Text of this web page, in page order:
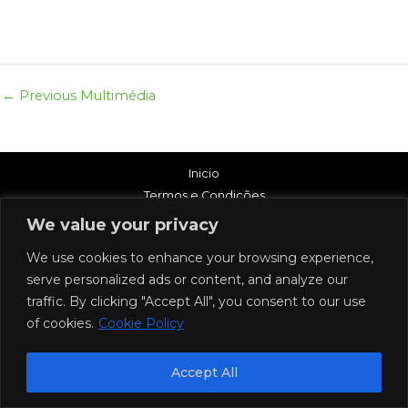
We value your privacy
We use cookies to enhance your browsing experience,
serve personalized ads or content, and analyze our
traffic. By clicking "Accept All", you consent to our use
of cookies. Cookie Policy
Accept All
← Previous Multimédia
Inicio
Termos e Condições
Política de privacidade
Contactos
ADE - Departamento de Comunicação e Imagem